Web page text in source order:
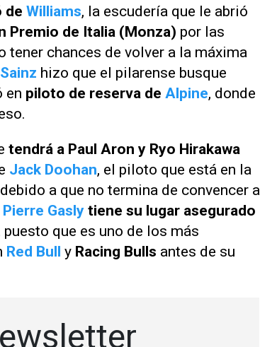
de Williams, la escudería que le abrió
Premio de Italia (Monza) por las
tener chances de volver a la máxima
hizo que el pilarense busque
en piloto de reserva de Alpine, donde
tendrá a Paul Aron y Ryo Hirakawa
Jack Doohan, el piloto que está en la
a que no termina de convencer a
Pierre Gasly tiene su lugar asegurado
que es uno de los más
Red Bull y Racing Bulls antes de su